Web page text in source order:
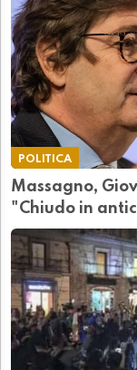
POLITICA
Massagno,
"Chiudo in